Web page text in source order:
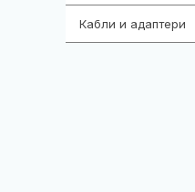
Кабли и адаптери